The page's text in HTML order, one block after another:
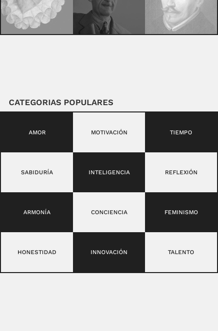
CATEGORIAS POPULARES
AMOR MOTIVACIÓN TIEMPO
SABIDURÍA INTELIGENCIA REFLEXIÓN
ARMONÍA CONCIENCIA FEMINISMO
HONESTIDAD INNOVACIÓN TALENTO